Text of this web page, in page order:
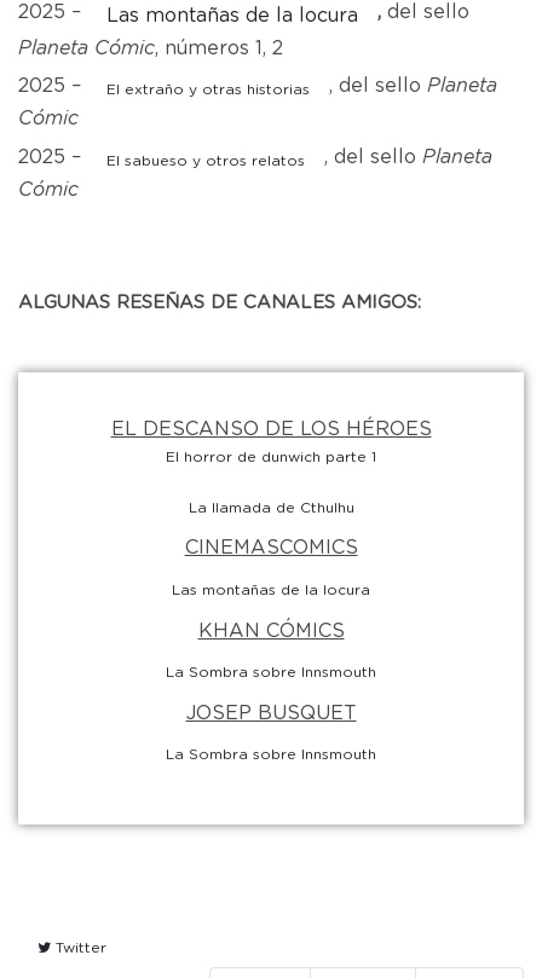
2025 – Las montañas de la locura , del sello
Planeta Cómic, números 1, 2
2025 –
El extraño y otras historias , del sello Planeta
Cómic
2025 –
El sabueso y otros relatos , del sello Planeta
Cómic
ALGUNAS RESEÑAS DE CANALES AMIGOS:
EL DESCANSO DE LOS HÉROES
El horror de dunwich parte 1
La llamada de Cthulhu
CINEMASCOMICS
Las montañas de la locura
KHAN CÓMICS
La Sombra sobre Innsmouth
JOSEP BUSQUET
La Sombra sobre Innsmouth
Twitter